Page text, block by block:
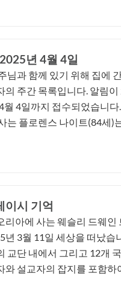
년 4월 4일
님과 함께 있기 위해 집에
의 주간 목록입니다. 알림
월 4일까지 접수되었습니다
는 플로렌스 나이트(84세)
이시 기억
리아에 사는 웨슬리 드웨인
년 3월 11일 세상을 떠났습
교단 내에서 그리고 12개
와 설교자의 잡지를 포함하